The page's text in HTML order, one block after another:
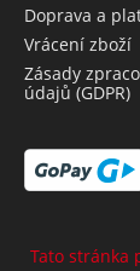
Doprava a
Vrácení zboží
Zásady
údajů (GDPR)
Tato stránka